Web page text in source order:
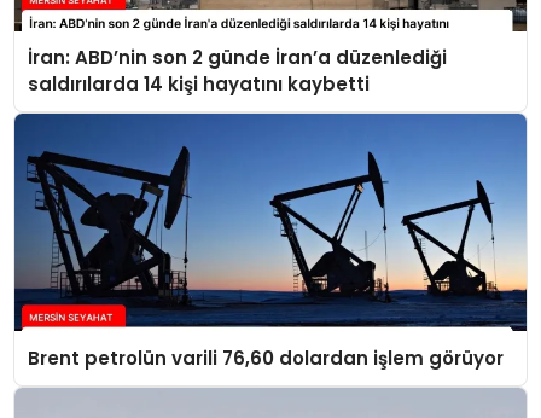
İran: ABD’nin son 2 günde İran’a düzenlediği
saldırılarda 14 kişi hayatını kaybetti
Brent petrolün varili 76,60 dolardan işlem görüyor